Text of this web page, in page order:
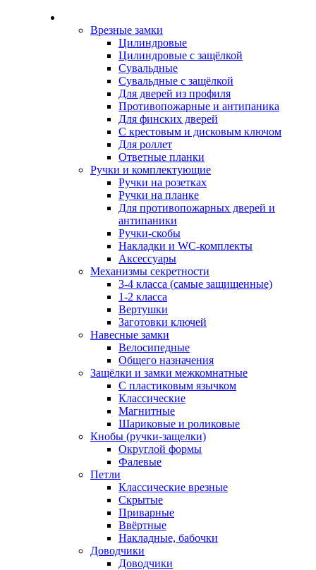
Врезные замки
Цилиндровые
Цилиндровые с защёлкой
Сувальдные
Сувальдные с защёлкой
Для дверей из профиля
Противопожарные и антипаника
Для финских дверей
С крестовым и дисковым ключом
Для роллет
Ответные планки
Ручки и комплектующие
Ручки на розетках
Ручки на планке
Для противопожарных дверей и
антипаники
Ручки-скобы
Накладки и WC-комплекты
Аксессуары
Механизмы секретности
3-4 класса (самые защищенные)
1-2 класса
Вертушки
Заготовки ключей
Навесные замки
Велосипедные
Общего назначения
Защёлки и замки межкомнатные
С пластиковым язычком
Классические
Магнитные
Шариковые и роликовые
Кнобы (ручки-защелки)
Округлой формы
Фалевые
Петли
Классические врезные
Скрытые
Приварные
Ввёртные
Накладные, бабочки
Доводчики
Доводчики